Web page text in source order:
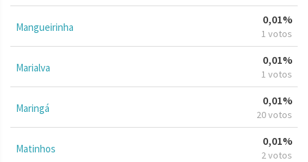
Mangueirinha
0,01%
1 votos
Marialva
0,01%
1 votos
Maringá
0,01%
20 votos
Matinhos
0,01%
2 votos